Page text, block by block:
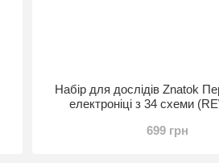
Набір для дослідів Znatok
електроніці з 34 схеми
699 грн